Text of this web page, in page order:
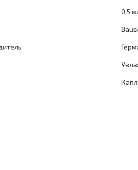
0.5